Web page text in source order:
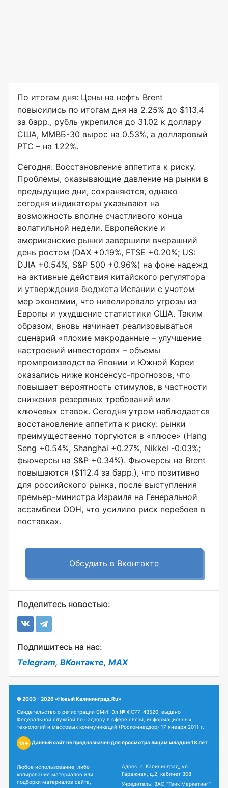
По итогам дня: Цены на нефть Brent
повысились по итогам дня на 2.25% до $113.4
за барр., рубль укрепился до 31.02 к доллару
США, ММВБ-30 вырос на 0.53%, а долларовый
РТС – на 1.22%.
Сегодня: Восстановление аппетита к риску.
Проблемы, оказывающие давление на рынки в
предыдущие дни, сохраняются, однако
сегодня индикаторы указывают на
возможность вполне счастливого конца
волатильной недели. Европейские и
американские рынки завершили вчерашний
день ростом (DAX +0.19%, FTSE +0.20%; US:
DJIA +0.54%, S&P 500 +0.96%) на фоне надежд
на активные действия китайского регулятора
и утверждения бюджета Испании с учетом
мер экономии, что нивелировало угрозы из
Европы и ухудшение статистики США. Таким
образом, вновь начинает реализовываться
сценарий «плохие макроданные – улучшение
настроений инвесторов» – объемы
промпроизводства Японии и Южной Кореи
оказались ниже консенсус-прогнозов, что
повышает вероятность стимулов, в частности
снижения резервных требований или
ключевых ставок. Сегодня утром наблюдается
восстановление аппетита к риску: рынки
преимущественно торгуются в «плюсе» (Hang
Seng +0.54%, Shanghai +0.27%, Nikkei -0.03%;
фьючерсы на S&P +0.34%). Фьючерсы на Brent
повышаются ($112.4 за барр.), что позитивно
для российского рынка, после выступления
премьер-министра Израиля на Генеральной
ассамблеи ООН, что усилило риск перебоев в
поставках.
Обсудить в Вконтакте
Поделитесь новостью:
Подпишитесь на нас:
Telegram, ВКонтакте, MAX
© 2003 - 2026 «Новый Калининград.Ru»
Свидетельство о регистрации СМИ: Эл № ФС77-43520, выдано
Федеральной службой по надзору в сфере связи, информационных
технологий и массовых коммуникаций (Роскомнадзор) 17 января 2011 г.
18+ Данный сайт не предназначен для просмотра лицам младше 18 лет.
Любое использование, либо
копирование материалов или
подборки материалов сайта,
Адрес: г. Калининград, ул.
Гаражная, д.2, кабинет 308
Учредитель: ЗАО "Твик Маркетинг"